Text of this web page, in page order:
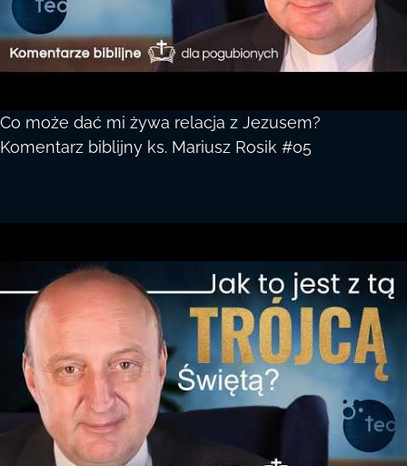
Co może dać mi żywa relacja z Jezusem?
Komentarz biblijny ks. Mariusz Rosik #05